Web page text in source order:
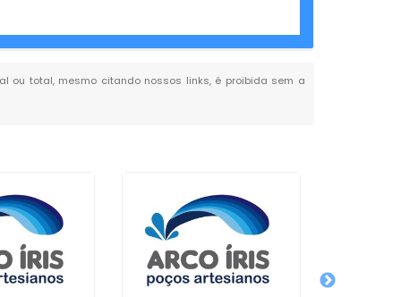
ou total, mesmo citando nossos links, é proibida sem a